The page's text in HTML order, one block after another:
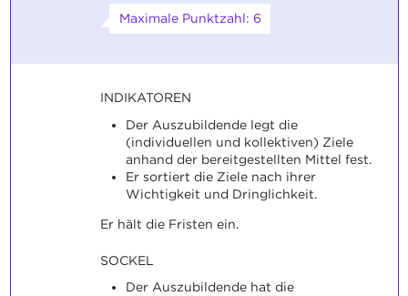
Maximale Punktzahl: 6
INDIKATOREN
Der Auszubildende legt die
(individuellen und kollektiven) Ziele
anhand der bereitgestellten Mittel fest.
Er sortiert die Ziele nach ihrer
Wichtigkeit und Dringlichkeit.
Er hält die Fristen ein.
SOCKEL
Der Auszubildende hat die